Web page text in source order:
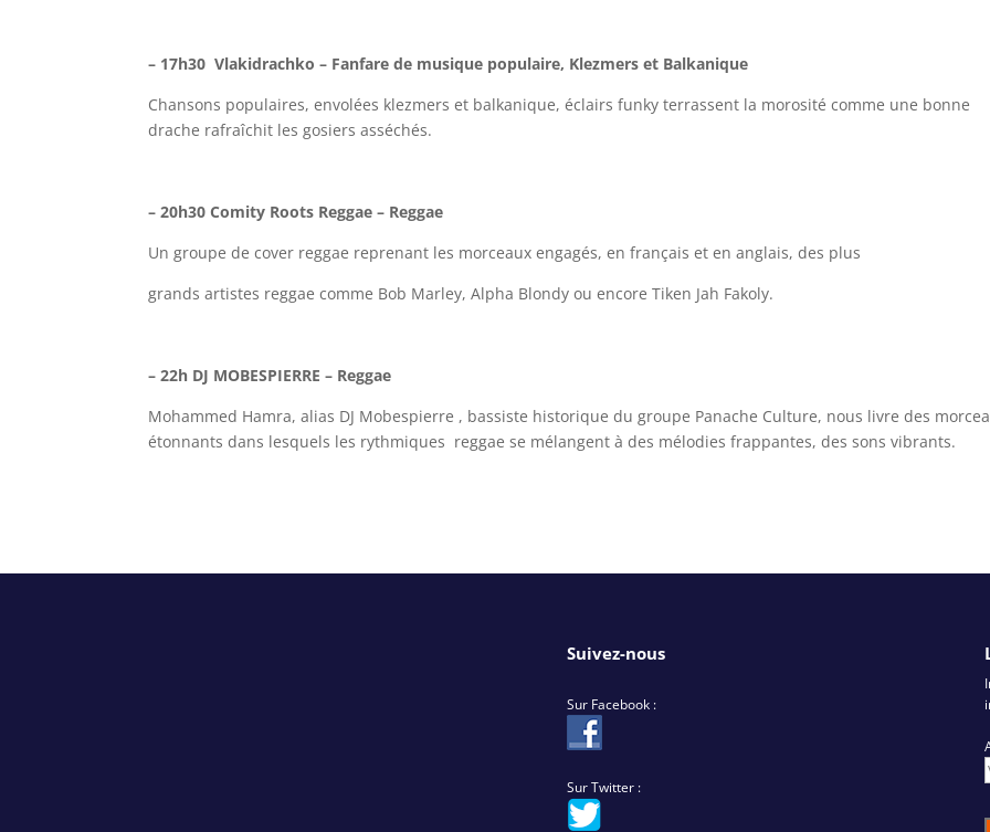
– 17h30 Vlakidrachko – Fanfare de musique populaire, Klezmers et Balkanique
Chansons populaires, envolées klezmers et balkanique, éclairs funky terrassent la morosité comme une bonne
drache rafraîchit les gosiers asséchés.
– 20h30 Comity Roots Reggae – Reggae
Un groupe de cover reggae reprenant les morceaux engagés, en français et en anglais, des plus
grands artistes reggae comme Bob Marley, Alpha Blondy ou encore Tiken Jah Fakoly.
– 22h DJ MOBESPIERRE – Reggae
Mohammed Hamra, alias DJ Mobespierre , bassiste historique du groupe Panache Culture, nous livre des
étonnants dans lesquels les rythmiques reggae se mélangent à des mélodies frappantes, des sons vibrants.
Suivez-nous
Sur Facebook :
Sur Twitter :